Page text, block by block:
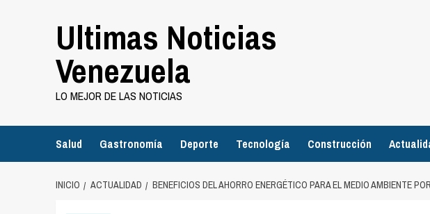
Ultimas Noticias
Venezuela
LO MEJOR DE LAS NOTICIAS
Salud Gastronomía Deporte Tecnología Construcción
INICIO ACTUALIDAD BENEFICIOS DEL AHORRO ENERGÉTICO PARA EL MEDIO AMBIENTE